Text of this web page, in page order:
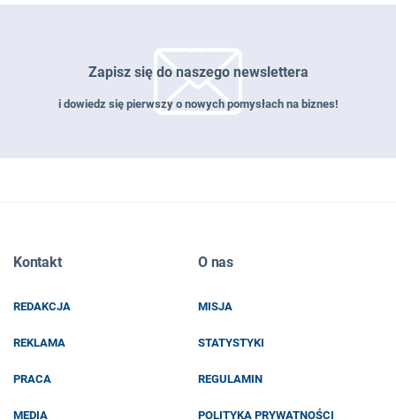
Zapisz się do naszego newslettera
i dowiedz się pierwszy o nowych pomysłach na biznes!
EMAIL
Kontakt
REDAKCJA
REKLAMA
PRACA
MEDIA
O nas
MISJA
STATYSTYKI
REGULAMIN
POLITYKA PRYWATNOŚCI